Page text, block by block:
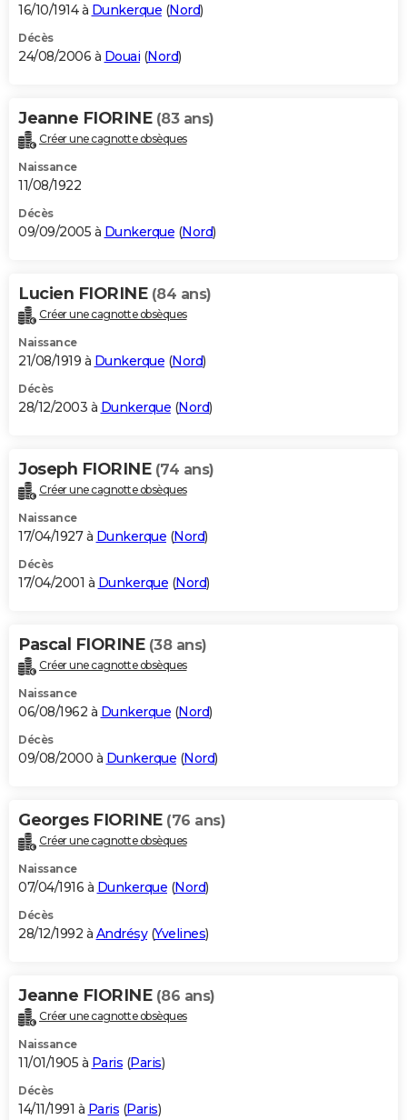
16/10/1914 à Dunkerque (Nord)
Décès
24/08/2006 à Douai (Nord)
Jeanne FIORINE (83 ans)
Créer une cagnotte obsèques
Naissance
11/08/1922
Décès
09/09/2005 à Dunkerque (Nord)
Lucien FIORINE (84 ans)
Créer une cagnotte obsèques
Naissance
21/08/1919 à Dunkerque (Nord)
Décès
28/12/2003 à Dunkerque (Nord)
Joseph FIORINE (74 ans)
Créer une cagnotte obsèques
Naissance
17/04/1927 à Dunkerque (Nord)
Décès
17/04/2001 à Dunkerque (Nord)
Pascal FIORINE (38 ans)
Créer une cagnotte obsèques
Naissance
06/08/1962 à Dunkerque (Nord)
Décès
09/08/2000 à Dunkerque (Nord)
Georges FIORINE (76 ans)
Créer une cagnotte obsèques
Naissance
07/04/1916 à Dunkerque (Nord)
Décès
28/12/1992 à Andrésy(Yvelines)
Jeanne FIORINE (86 ans)
Créer une cagnotte obsèques
Naissance
11/01/1905 à Paris (Paris)
Décès
14/11/1991 à Paris (Paris)